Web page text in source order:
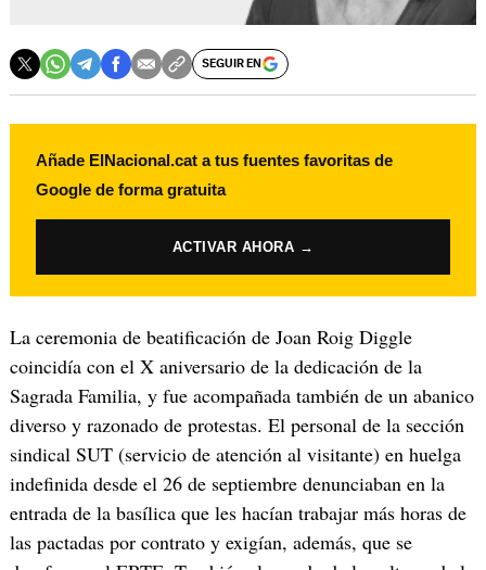
SEGUIR EN
Añade ElNacional.cat a tus fuentes favoritas de
Google de forma gratuita
ACTIVAR AHORA →
La ceremonia de beatificación de Joan Roig Diggle
coincidía con el X aniversario de la dedicación de la
Sagrada Familia, y fue acompañada también de un abanico
diverso y razonado de protestas. El personal de la sección
sindical SUT (servicio de atención al visitante) en huelga
indefinida desde el 26 de septiembre denunciaban en la
entrada de la basílica que les hacían trabajar más horas de
las pactadas por contrato y exigían, además, que se